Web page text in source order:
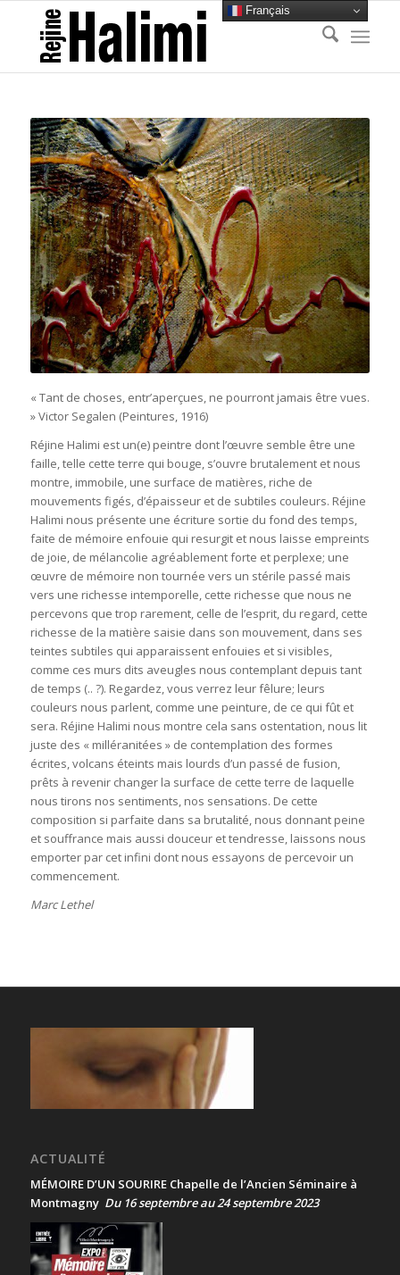
« Tant de choses, entr’aperçues, ne pourront jamais être vues.
» Victor Segalen (Peintures, 1916)
Réjine Halimi est un(e) peintre dont l’œuvre semble être une
faille, telle cette terre qui bouge, s’ouvre brutalement et nous
montre, immobile, une surface de matières, riche de
mouvements figés, d’épaisseur et de subtiles couleurs. Réjine
Halimi nous présente une écriture sortie du fond des temps,
faite de mémoire enfouie qui resurgit et nous laisse empreints
de joie, de mélancolie agréablement forte et perplexe; une
œuvre de mémoire non tournée vers un stérile passé mais
vers une richesse intemporelle, cette richesse que nous ne
percevons que trop rarement, celle de l’esprit, du regard, cette
richesse de la matière saisie dans son mouvement, dans ses
teintes subtiles qui apparaissent enfouies et si visibles,
comme ces murs dits aveugles nous contemplant depuis tant
de temps (.. ?). Regardez, vous verrez leur fêlure; leurs
couleurs nous parlent, comme une peinture, de ce qui fût et
sera. Réjine Halimi nous montre cela sans ostentation, nous lit
juste des « milléranitées » de contemplation des formes
écrites, volcans éteints mais lourds d’un passé de fusion,
prêts à revenir changer la surface de cette terre de laquelle
nous tirons nos sentiments, nos sensations. De cette
composition si parfaite dans sa brutalité, nous donnant peine
et souffrance mais aussi douceur et tendresse, laissons nous
emporter par cet infini dont nous essayons de percevoir un
commencement.
Marc Lethel
ACTUALITÉ
MÉMOIRE D’UN SOURIRE Chapelle de l’Ancien Séminaire à
Montmagny Du 16 septembre au 24 septembre 2023
Français